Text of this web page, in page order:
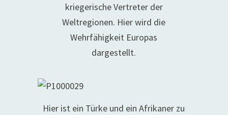
kriegerische Vertreter der
Weltregionen. Hier wird die
Wehrfähigkeit Europas
dargestellt.
Hier ist ein Türke und ein Afrikaner zu